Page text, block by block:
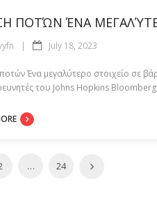
ΠΟΤΏΝ ΈΝΑ
July 18, 2023
Ένα μεγαλύτερο στοιχείο σε
του Johns Hopkins
… 24